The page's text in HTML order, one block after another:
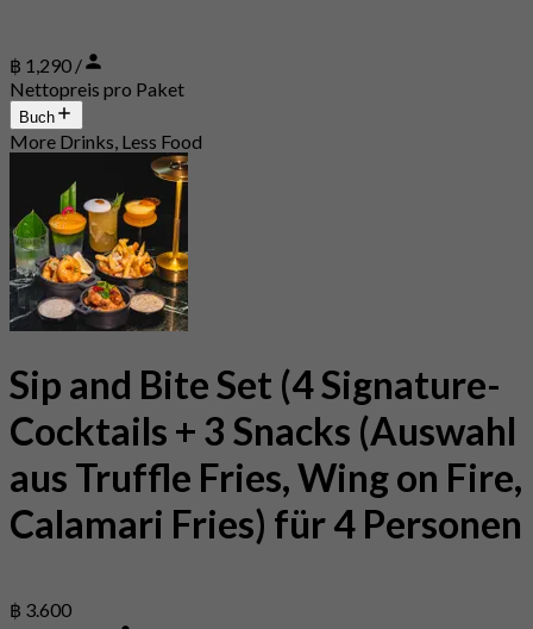
฿ 1,290 /
Nettopreis pro Paket
Buch
More Drinks, Less Food
Sip and Bite Set (4 Signature-
Cocktails + 3 Snacks (Auswahl
aus Truffle Fries, Wing on Fire,
Calamari Fries) für 4 Personen
฿ 3.600